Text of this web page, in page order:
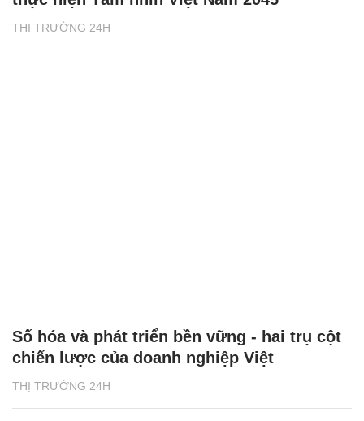
THỊ TRƯỜNG 24H
THỊ TRƯỜNG 24H
Số hóa và phát triển bền vững - hai trụ cột
chiến lược của doanh nghiệp Việt